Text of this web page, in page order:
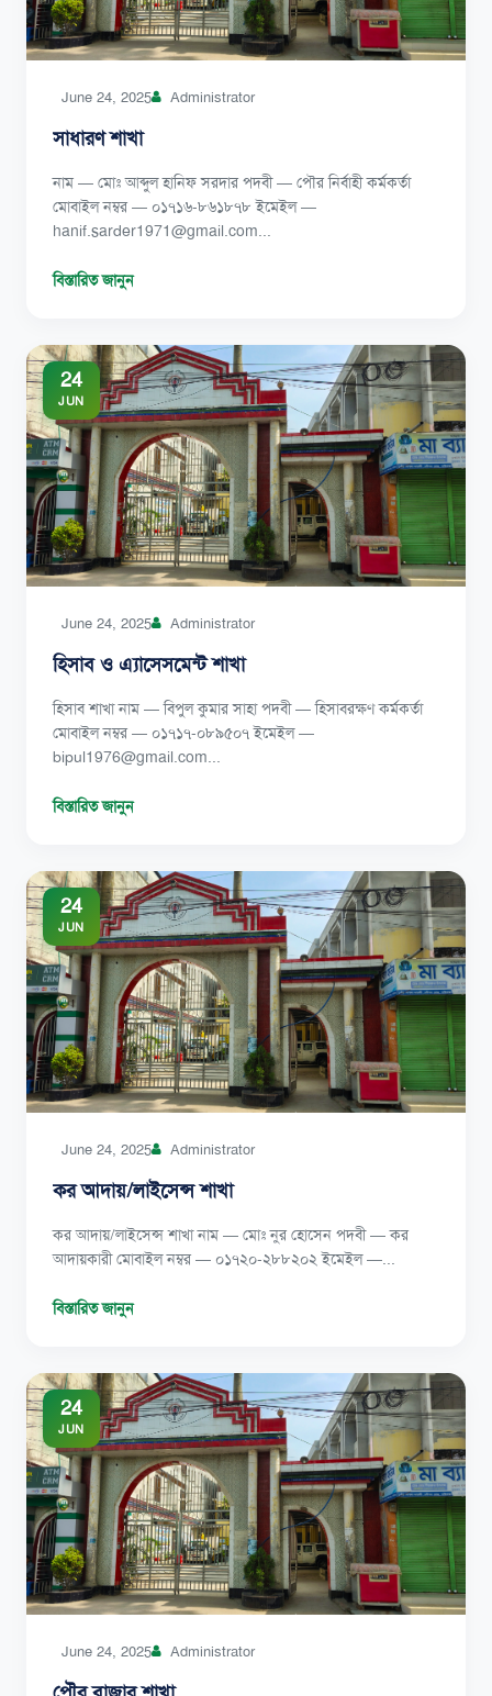
June 24, 2025 Administrator
সাধারণ শাখা
নাম — মোঃ আব্দুল হানিফ সরদার পদবী — পৌর নির্বাহী কর্মকর্তা
মোবাইল নম্বর — ০১৭১৬-৮৬১৮৭৮ ইমেইল —
hanif.sarder1971@gmail.com...
বিস্তারিত জানুন
24
JUN
June 24, 2025 Administrator
হিসাব ও এ্যাসেসমেন্ট শাখা
হিসাব শাখা নাম — বিপুল কুমার সাহা পদবী — হিসাবরক্ষণ কর্মকর্তা
মোবাইল নম্বর — ০১৭১৭-০৮৯৫০৭ ইমেইল —
bipul1976@gmail.com...
বিস্তারিত জানুন
24
JUN
June 24, 2025 Administrator
কর আদায়/লাইসেন্স শাখা
কর আদায়/লাইসেন্স শাখা নাম — মোঃ নুর হোসেন পদবী — কর
আদায়কারী মোবাইল নম্বর — ০১৭২০-২৮৮২০২ ইমেইল —...
বিস্তারিত জানুন
24
JUN
June 24, 2025 Administrator